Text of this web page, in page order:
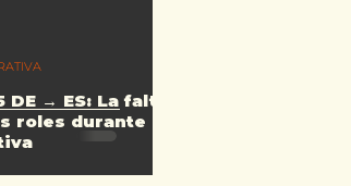
→ ES: La falta
roles durante la